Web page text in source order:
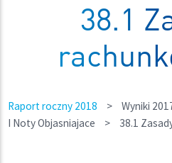
38.1
Raport roczny 2018 > Wyniki
I Noty Objasniajace
> 38.1